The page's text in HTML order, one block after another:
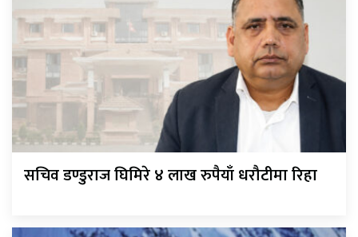
सचिव डण्डुराज घिमिरे ४ लाख रुपैयाँ धरौटीमा रिहा